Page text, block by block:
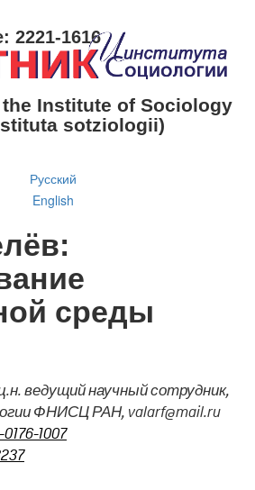
2221-1616
Institute of Sociology
sotziologii)
Русский
English
среды
ведущий научный сотрудник,
ФНИСЦ РАН, valarf@mail.ru
1007